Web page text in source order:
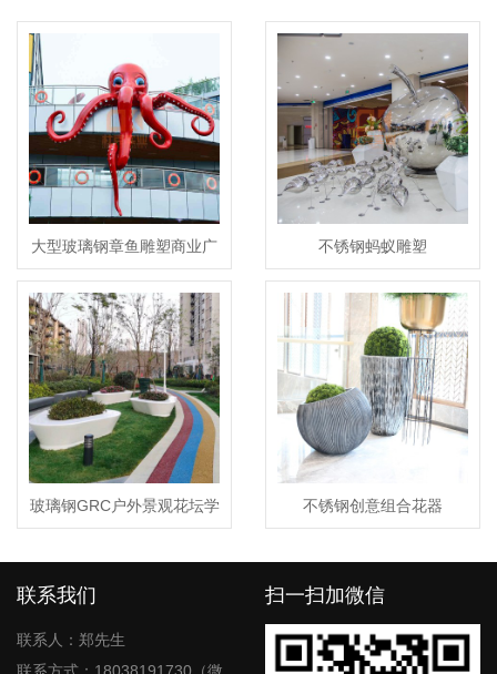
大型玻璃钢章鱼雕塑商业广
场楼顶景观造型摆件
不锈钢蚂蚁雕塑
玻璃钢GRC户外景观花坛学
校公园树池
不锈钢创意组合花器
联系我们
联系人：郑先生
扫一扫加微信